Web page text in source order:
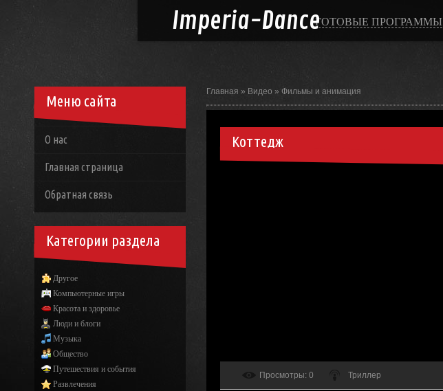
Imperia-DanceГОТОВЫЕ ПРОГРАММЫ
Главная » Видео » Фильмы и анимация
Коттедж
Просмотры: 0 Триллер
Меню сайта
О нас
Главная страница
Обратная связь
Категории раздела
Другое
Компьютерные игры
Красота и здоровье
Люди и блоги
Музыка
Общество
Путешествия и события
Развлечения